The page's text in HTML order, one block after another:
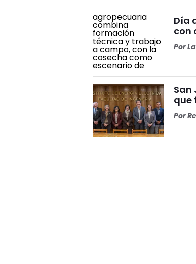
Día
con
Por
San
que
Por